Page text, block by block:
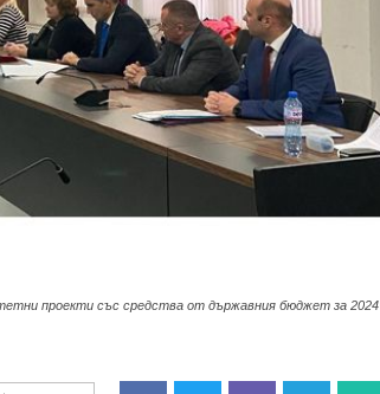
проекти със средства от държавния бюджет за 2024